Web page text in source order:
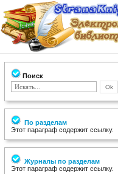
Поиск
По разделам
Этот параграф содержит ссылку.
Журналы по разделам
Этот параграф содержит ссылку.